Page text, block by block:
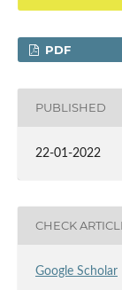
PDF
PUBLISHED
22-01-2022
CHECK
Google Scholar